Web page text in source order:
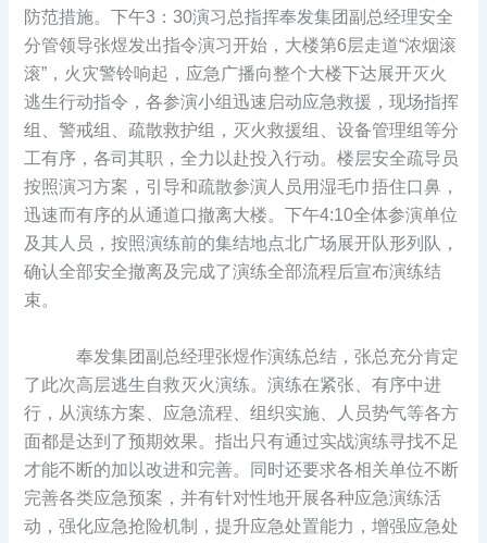
防范措施。下午3：30演习总指挥奉发集团副总经理安全
分管领导张煜发出指令演习开始，大楼第6层走道“浓烟滚
滚”，火灾警铃响起，应急广播向整个大楼下达展开灭火
逃生行动指令，各参演小组迅速启动应急救援，现场指挥
组、警戒组、疏散救护组，灭火救援组、设备管理组等分
工有序，各司其职，全力以赴投入行动。楼层安全疏导员
按照演习方案，引导和疏散参演人员用湿毛巾捂住口鼻，
迅速而有序的从通道口撤离大楼。下午4:10全体参演单位
及其人员，按照演练前的集结地点北广场展开队形列队，
确认全部安全撤离及完成了演练全部流程后宣布演练结
束。
奉发集团副总经理张煜作演练总结，张总充分肯定
了此次高层逃生自救灭火演练。演练在紧张、有序中进
行，从演练方案、应急流程、组织实施、人员势气等各方
面都是达到了预期效果。指出只有通过实战演练寻找不足
才能不断的加以改进和完善。同时还要求各相关单位不断
完善各类应急预案，并有针对性地开展各种应急演练活
动，强化应急抢险机制，提升应急处置能力，增强应急处